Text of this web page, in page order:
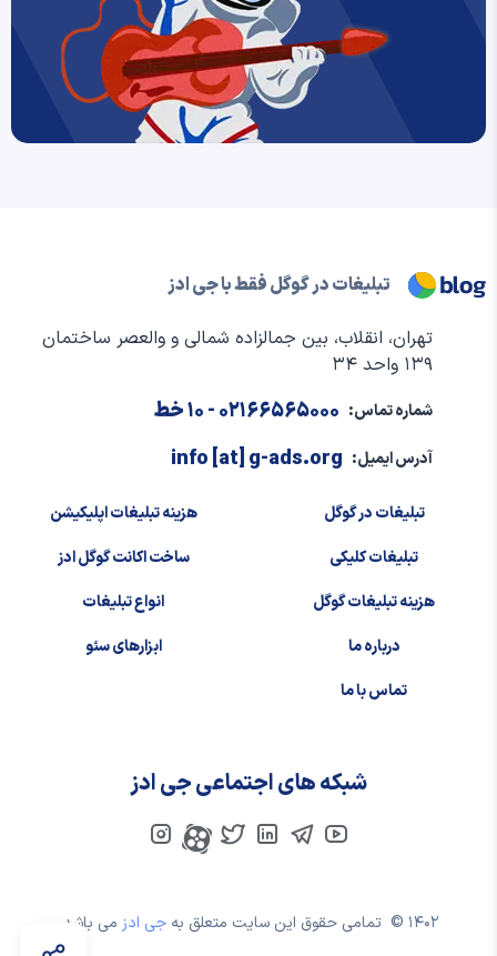
تبلیغات در گوگل فقط با جی ادز
تهران، انقلاب، بین جمالزاده شمالی و والعصر ساختمان
۱۳۹ واحد ۳۴
شماره تماس: ۰۲۱۶۶۵۶۵۰۰۰- ۱۰ خط
آدرس ایمیل: info [at] g-ads.org
تبلیغات در گوگل
تبلیغات کلیکی
هزینه تبلیغات گوگل
درباره ما
تماس با ما
هزینه تبلیغات اپلیکیشن
ساخت اکانت گوگل ادز
انواع تبلیغات
ابزارهای سئو
شبکه های اجتماعی جی ادز
۱۴۰۲ © تمامی حقوق این سایت متعلق به جی ادزمی باشد.